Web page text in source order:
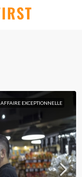
AFFAIRE EXCEPTIONNELLE